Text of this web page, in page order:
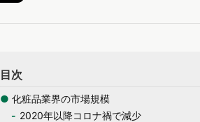
目次
● 化粧品業界の市場規模
2020年以降コロナ禍で減少